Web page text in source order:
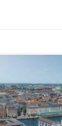
uważa
się z
i jest bardzo trudne